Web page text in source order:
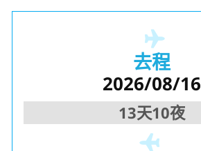
去程
2026/08/16
13天10夜